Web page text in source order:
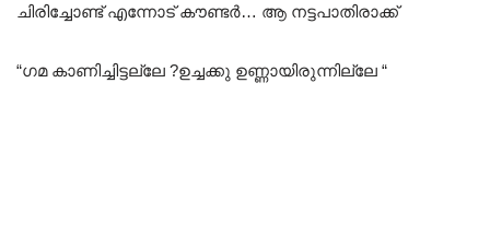
ചിരിച്ചോണ്ട് എന്നോട് കൗണ്ടർ… ആ നട്ടപാതിരാക്ക്
“ഗമ കാണിച്ചിട്ടല്ലേ ?ഉച്ചക്കു ഉണ്ണായിരുന്നില്ലേ “